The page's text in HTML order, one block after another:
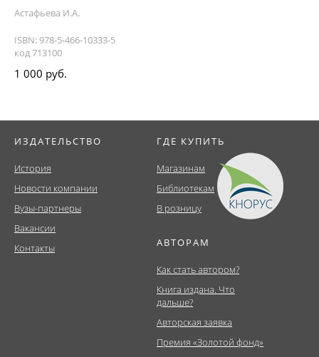
Астафьева И.А.
ISBN: 978-5-466-10333-5
код 713100
1 000 руб.
ИЗДАТЕЛЬСТВО
История
Новости компании
Вузы-партнеры
Вакансии
Контакты
ГДЕ КУПИТЬ
Магазинам
Библиотекам
В розницу
АВТОРАМ
Как стать автором?
Книга издана. Что
дальше?
Авторская заявка
Премия «Золотой фонд»